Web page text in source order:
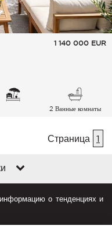
1 140 000 EUR
2 Ванные комнаты
Страница 1
о тенденциях и